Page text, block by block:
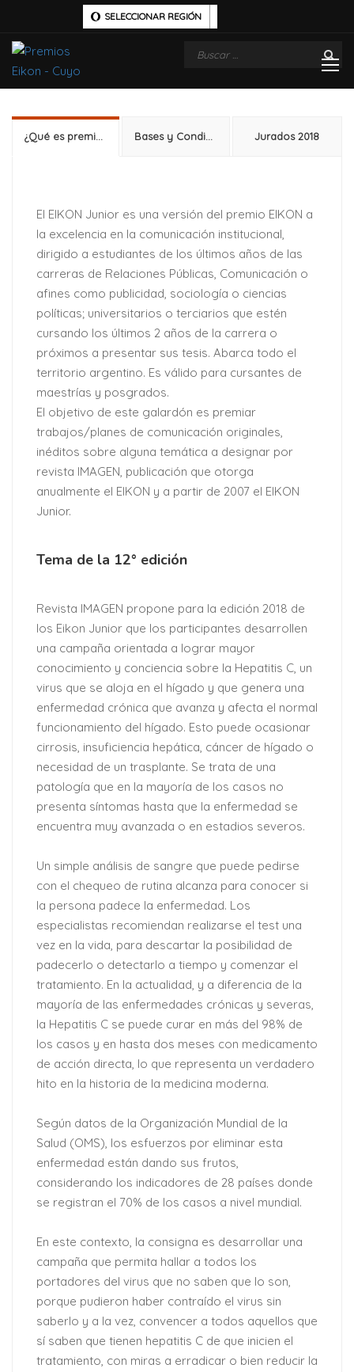
SELECCIONAR REGIÓN
¿Qué es premio Eikon JR? Bases y Condiciones Jurados 2018
El EIKON Junior es una versión del premio EIKON a
la excelencia en la comunicación institucional,
dirigido a estudiantes de los últimos años de las
carreras de Relaciones Públicas, Comunicación o
afines como publicidad, sociología o ciencias
políticas; universitarios o terciarios que estén
cursando los últimos 2 años de la carrera o
próximos a presentar sus tesis. Abarca todo el
territorio argentino. Es válido para cursantes de
maestrías y posgrados.
El objetivo de este galardón es premiar
trabajos/planes de comunicación originales,
inéditos sobre alguna temática a designar por
revista IMAGEN, publicación que otorga
anualmente el EIKON y a partir de 2007 el EIKON
Junior.
Tema de la 12° edición
Revista IMAGEN propone para la edición 2018 de
los Eikon Junior que los participantes desarrollen
una campaña orientada a lograr mayor
conocimiento y conciencia sobre la Hepatitis C, un
virus que se aloja en el hígado y que genera una
enfermedad crónica que avanza y afecta el normal
funcionamiento del hígado. Esto puede ocasionar
cirrosis, insuficiencia hepática, cáncer de hígado o
necesidad de un trasplante. Se trata de una
patología que en la mayoría de los casos no
presenta síntomas hasta que la enfermedad se
encuentra muy avanzada o en estadios severos.
Un simple análisis de sangre que puede pedirse
con el chequeo de rutina alcanza para conocer si
la persona padece la enfermedad. Los
especialistas recomiendan realizarse el test una
vez en la vida, para descartar la posibilidad de
padecerlo o detectarlo a tiempo y comenzar el
tratamiento. En la actualidad, y a diferencia de la
mayoría de las enfermedades crónicas y severas,
la Hepatitis C se puede curar en más del 98% de
los casos y en hasta dos meses con medicamento
de acción directa, lo que representa un verdadero
hito en la historia de la medicina moderna.
Según datos de la Organización Mundial de la
Salud (OMS), los esfuerzos por eliminar esta
enfermedad están dando sus frutos,
considerando los indicadores de 28 países donde
se registran el 70% de los casos a nivel mundial.
En este contexto, la consigna es desarrollar una
campaña que permita hallar a todos los
portadores del virus que no saben que lo son,
porque pudieron haber contraído el virus sin
saberlo y a la vez, convencer a todos aquellos que
sí saben que tienen hepatitis C de que inicien el
tratamiento, con miras a erradicar o bien reducir la